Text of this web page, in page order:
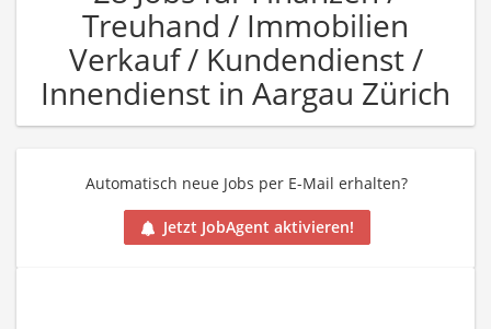
Treuhand / Immobilien
Verkauf / Kundendienst /
Innendienst in Aargau Zürich
Automatisch neue Jobs per E-Mail erhalten?
Jetzt JobAgent aktivieren!